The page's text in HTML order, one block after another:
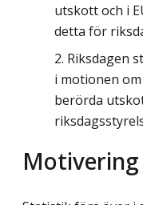
utskott och i
detta för
Riksdagen
i motionen
berörda
Motivering